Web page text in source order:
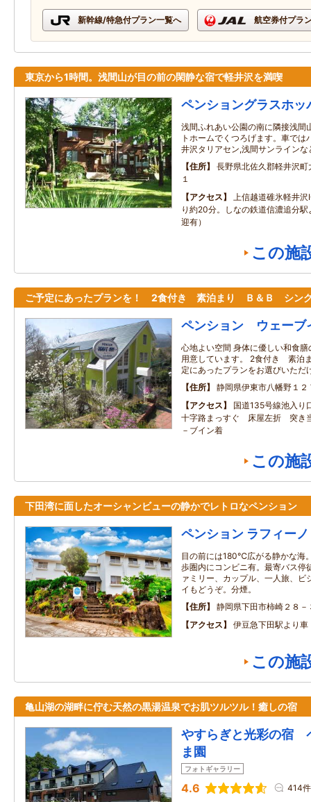
新幹線/特急付プラン一覧へ 航空券付プラ
東京から1時間。浅間山が目の前の閑静な宿で軽井沢を満喫
ペンショングラスホッ
浅間ふれあい公園の南に隣接浅間
トホームでくつろげます。車で
井沢タリアセン,浅間サンライン
住所
長野県北佐久郡軽井沢
１
アクセス
上信越道碓氷軽井
り約20分。しなの鉄道信濃追分
迎有）
この施
ご予定にあったプランを！ 2食付き 素泊まり Ｂ＆Ｂ シン
ペンション ウェーブ
心地よい空間 身体に優しい和食
用意しています。 2食付き 素
定にあったプランをお選びいただ
住所
静岡県伊東市八幡野１２
アクセス
国道135号線池入
十字路まっすぐ 床屋左折 突き
－ブイン着
この施
下田湾に面したオーシャンビューの静かでレトロなペンション
ペンション ラフィーノ
目の前には180℃広がる静かな海
歩圏内にコンビニ有。最寄バス停
ァミリー、カップル、一人旅、ビ
イもどうぞ。分煙。
住所
静岡県下田市柿崎２８－
アクセス
伊豆急下田駅より
この施
亀山湖の湖畔に佇む天然の黒湯温泉でお肌ツルツル！癒しの宿
やすらぎと光彩の宿
ま園
フォトギャラリー
4.6 414件